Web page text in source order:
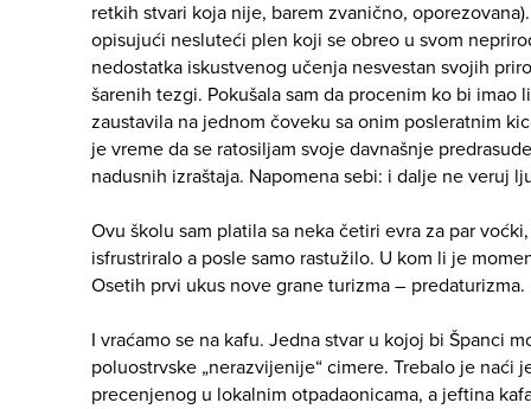
retkih stvari koja nije, barem zvanično,
opisujući nesluteći plen koji se obreo u svom
nedostatka iskustvenog učenja nesvestan svojih
šarenih tezgi. Pokušala sam da procenim ko bi imao
zaustavila na jednom čoveku sa onim posleratnim
je vreme da se ratosiljam svoje davnašnje
nadusnih izraštaja. Napomena sebi: i dalje ne veruj
Ovu školu sam platila sa neka četiri evra za par
isfrustriralo a posle samo rastužilo. U kom li je
Osetih prvi ukus nove grane turizma – predaturizma.
I vraćamo se na kafu. Jedna stvar u kojoj bi Španci
poluostrvske „nerazvijenije“ cimere. Trebalo je
precenjenog u lokalnim otpadaonicama, a jeftina